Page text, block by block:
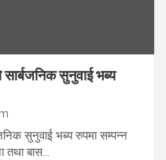
सुनुवाई भब्य
सुनुवाई भब्य रुपमा सम्पन्न
तथा बास…